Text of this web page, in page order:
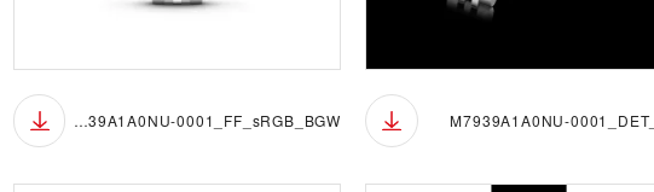
M7939A1A0NU-
M7939A1A0NU-0001_FF_sRGB_BGW